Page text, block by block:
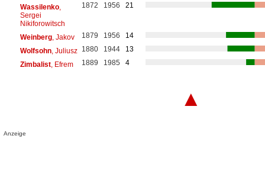
Wassilenko,
Sergei
Nikiforowitsch
1872 1956 21
Weinberg, Jakov 1879 1956
14
Wolfsohn, Juliusz 1880 1944
13
Zimbalist, Efrem 1889 1985 4
▲
Anzeige